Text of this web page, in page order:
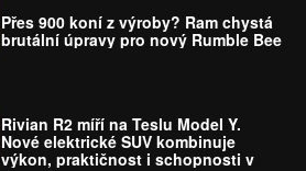
Přes 900 koní z výroby? Ram chystá
brutální úpravy pro nový Rumble Bee
Rivian R2 míří na Teslu Model Y.
Nové elektrické SUV kombinuje
výkon, praktičnost i schopnosti v